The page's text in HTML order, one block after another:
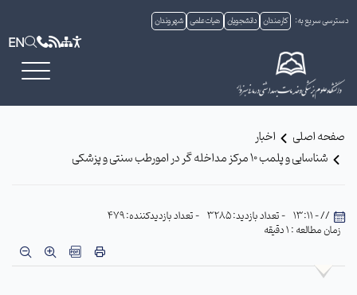
دسترسی سریع به: کارمندان دانشجویان هیات علمی شهروندان
EN
صفحه اصلی
اخبار
شناسایی و پلمب 10 مرکز مداخله گر در امورطب سنتی و پزشکی
// - 13:11 - تعداد بازدید: 3285
- تعداد بازدیدکننده: 479
زمان مطالعه : 1 دقیقه